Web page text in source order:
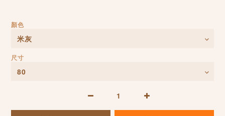
顏色
尺寸